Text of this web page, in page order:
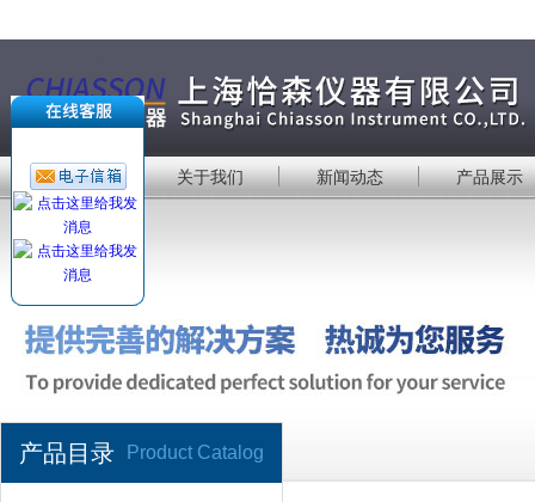
首 页 关于我们 新闻动态 产品展示
产品目录 Product Catalog